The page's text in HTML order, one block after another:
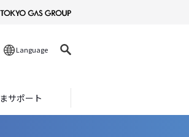
Language
サポート